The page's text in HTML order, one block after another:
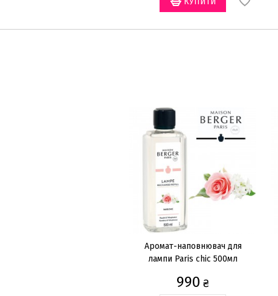
Аромат-наповнювач для
лампи Paris chic 500мл
990 ₴